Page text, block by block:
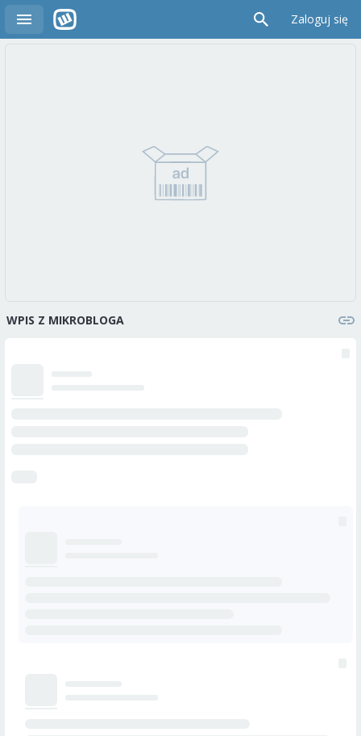
Zaloguj się
WPIS Z MIKROBLOGA